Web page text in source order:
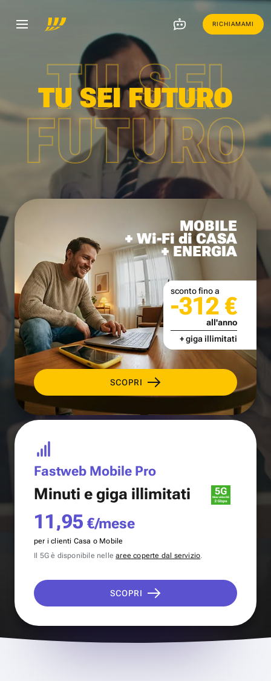
RICHIAMAMI
TU SEI
FUTURO
TU SEI FUTURO
MOBILE
+ Wi-Fi di CASA
+ ENERGIA
SCOPRI
sconto fino a
-312 €
all'anno
+ giga illimitati
Fastweb Mobile Pro
Minuti e giga illimitati
11,95 €/mese
per i clienti Casa o Mobile
Il 5G è disponibile nellearee coperte dal servizio.
SCOPRI